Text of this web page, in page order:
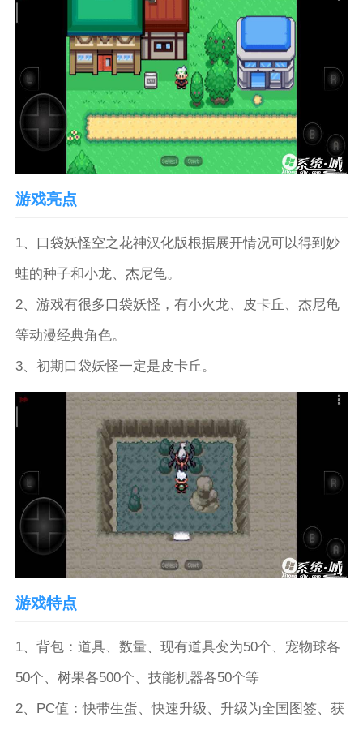
游戏亮点
1、口袋妖怪空之花神汉化版根据展开情况可以得到妙
蛙的种子和小龙、杰尼龟。
2、游戏有很多口袋妖怪，有小火龙、皮卡丘、杰尼龟
等动漫经典角色。
3、初期口袋妖怪一定是皮卡丘。
游戏特点
1、背包：道具、数量、现有道具变为50个、宠物球各
50个、树果各500个、技能机器各50个等
2、PC值：快带生蛋、快速升级、升级为全国图签、获